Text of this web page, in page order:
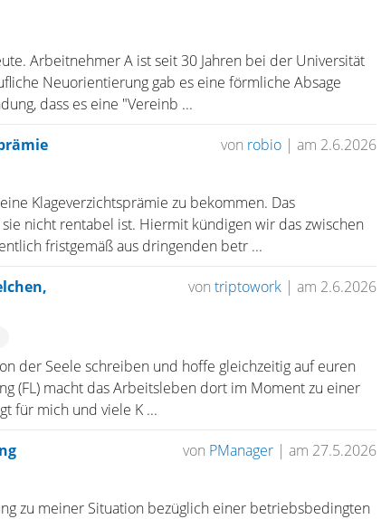
Arbeitnehmer A ist seit 30 Jahren bei der Universität
Neuorientierung gab es eine förmliche Absage
dass es eine "Vereinb ...
von robio | am 2.6.2026
Klageverzichtsprämie zu bekommen. Das
nicht rentabel ist. Hiermit kündigen wir das zwischen
fristgemäß aus dringenden betr ...
von triptowork | am 2.6.2026
der Seele schreiben und hoffe gleichzeitig auf euren
(FL) macht das Arbeitsleben dort im Moment zu einer
für mich und viele K ...
von PManager | am 27.5.2026
zu meiner Situation bezüglich einer betriebsbedingten